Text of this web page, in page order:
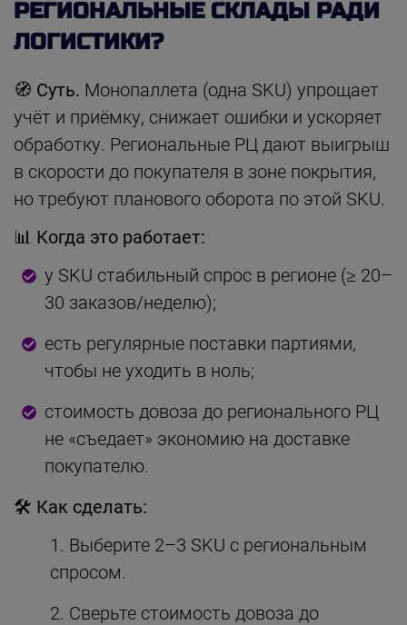
РЕГИОНАЛЬНЫЕ СКЛАДЫ РАДИ
ЛОГИСТИКИ?
🧭 Суть. Монопаллета (одна SKU) упрощает
учёт и приёмку, снижает ошибки и ускоряет
обработку. Региональные РЦ дают выигрыш
в скорости до покупателя в зоне покрытия,
но требуют планового оборота по этой SKU.
📊 Когда это работает:
у SKU стабильный спрос в регионе (≥ 20–
30 заказов/неделю);
есть регулярные поставки партиями,
чтобы не уходить в ноль;
стоимость довоза до регионального РЦ
не «съедает» экономию на доставке
покупателю.
🛠 Как сделать:
Выберите 2–3 SKU с региональным
спросом.
Сверьте стоимость довоза до